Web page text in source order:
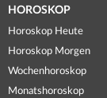
HOROSKOP
Horoskop Heute
Horoskop Morgen
Wochenhoroskop
Monatshoroskop